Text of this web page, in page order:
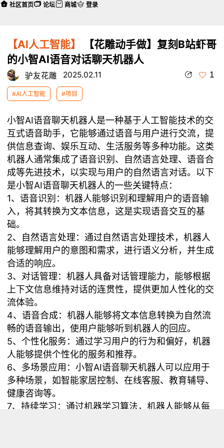
【AI人工智能】
【花雕动手做】复刻B站虾哥
的小智AI语音对话聊天机器人
驴友花雕 2025.02.11 1
#AI人工智能 #项目
小智AI语音聊天机器人是一种基于人工智能技术的交
互式语音助手，它能够通过语音与用户进行交流，提
供信息查询、娱乐互动、生活服务等多种功能。这类
机器人通常集成了语音识别、自然语言处理、语音合
成等先进技术，以实现与用户的自然语言对话。以下
是小智AI语音聊天机器人的一些关键特点：
1、语音识别：机器人能够识别和理解用户的语音输
入，将其转换为文本信息，这是实现语音交互的基
础。
2、自然语言处理：通过自然语言处理技术，机器人
能够理解用户的意图和需求，进行语义分析，并生成
合适的响应。
3、对话管理：机器人具备对话管理能力，能够根据
上下文信息维持对话的连贯性，提供更加人性化的交
流体验。
4、语音合成：机器人能够将文本信息转换为自然流
畅的语音输出，使用户能够听到机器人的回应。
5、个性化服务：通过学习用户的行为和偏好，机器
人能够提供个性化的服务和推荐。
6、多场景应用：小智AI语音聊天机器人可以应用于
多种场景，如智能家居控制、在线客服、教育辅导、
健康咨询等。
7、持续学习：通过机器学习算法，机器人能够从每
社区首页 论坛 商城 登录